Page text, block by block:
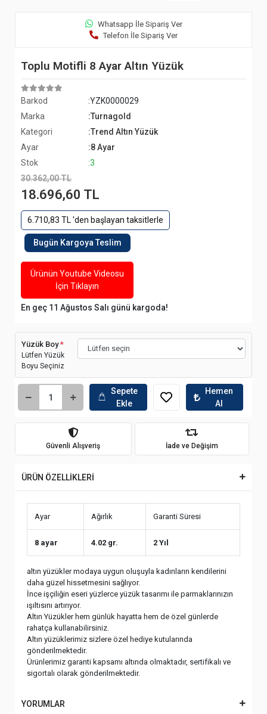
Whatsapp İle Sipariş Ver
Telefon İle Sipariş Ver
Toplu Motifli 8 Ayar Altın Yüzük
Barkod
:YZK0000029
Marka
:Turnagold
Kategori
:Trend Altın Yüzük
Ayar
:8 Ayar
Stok
:3
30.362,00 TL
18.696,60 TL
6.710,83 TL 'den başlayan taksitlerle
Bugün Kargoya Teslim
Ürünün Youtube Videosu
İçin Tıklayın
En geç 11 Ağustos Salı günü kargoda!
Yüzük Boy*
Lütfen Yüzük
Boyu Seçiniz
Sepete
Ekle
Hemen
Al
Güvenli Alışveriş İade ve Değişim
ÜRÜN ÖZELLİKLERİ
Ayar Ağırlık Garanti Süresi
8 ayar 4.02 gr. 2 Yıl
altın yüzükler modaya uygun oluşuyla kadınların kendilerini
daha güzel hissetmesini sağlıyor.
İnce işçiliğin eseri yüzlerce yüzük tasarımı ile parmaklarınızın
ışıltısını artırıyor.
Altın Yüzükler hem günlük hayatta hem de özel günlerde
rahatça kullanabilirsiniz.
Altın yüzüklerimiz sizlere özel hediye kutularında
gönderilmektedir.
Ürünlerimiz garanti kapsamı altında olmaktadır, sertifikalı ve
sigortalı olarak gönderilmektedir.
YORUMLAR